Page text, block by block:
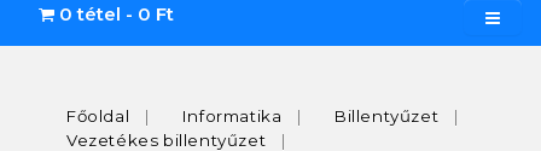
0 tétel - 0 Ft
Főoldal Informatika
Billentyűzet
Vezetékes billentyűzet